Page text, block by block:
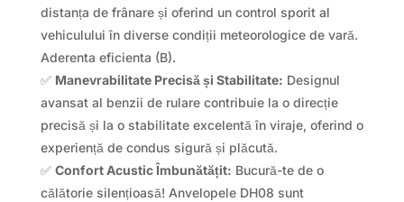
distanța de frânare și oferind un control sporit al
vehiculului în diverse condiții meteorologice de vară.
Aderenta eficienta (B).
✅ Manevrabilitate Precisă și Stabilitate: Designul
avansat al benzii de rulare contribuie la o direcție
precisă și la o stabilitate excelentă în viraje, oferind o
experiență de condus sigură și plăcută.
✅ Confort Acustic Îmbunătățit: Bucură-te de o
călătorie silențioasă! Anvelopele DH08 sunt